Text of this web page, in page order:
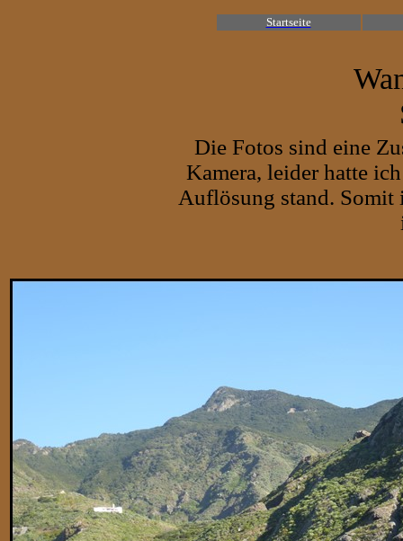
Startseite
Die Fotos sind eine
Kamera, leider hatte
Auflösung stand. Somit